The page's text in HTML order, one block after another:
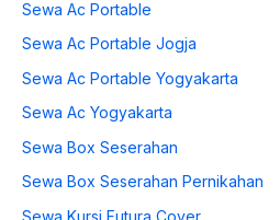
Sewa Ac Portable
Sewa Ac Portable Jogja
Sewa Ac Portable Yogyakarta
Sewa Ac Yogyakarta
Sewa Box Seserahan
Sewa Box Seserahan Pernikahan
Sewa Kursi Futura Cover